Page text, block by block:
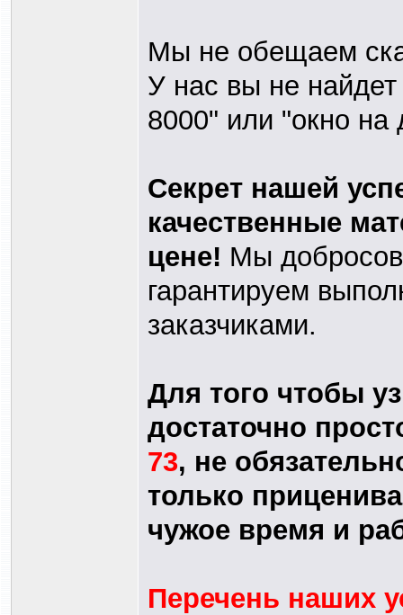
Мы не обещаем
У нас вы не найдет
8000" или "окно на
Секрет нашей
качественные
цене! Мы
гарантируем
заказчиками.
Для того чтобы
достаточно
73, не
только
чужое время и
Перечень наших